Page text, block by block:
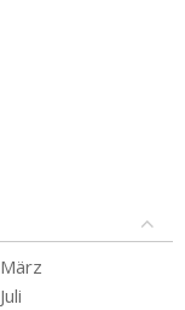
März
Juli